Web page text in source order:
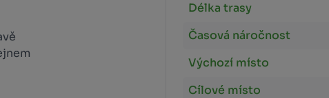
Délka trasy
Časová náročnost
Výchozí místo
Cílové místo